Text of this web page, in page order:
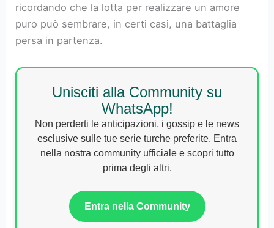
ricordando che la lotta per realizzare un amore
puro può sembrare, in certi casi, una battaglia
persa in partenza.
Unisciti alla Community su
WhatsApp!
Non perderti le anticipazioni, i gossip e le news
esclusive sulle tue serie turche preferite. Entra
nella nostra community ufficiale e scopri tutto
prima degli altri.
Entra nella Community